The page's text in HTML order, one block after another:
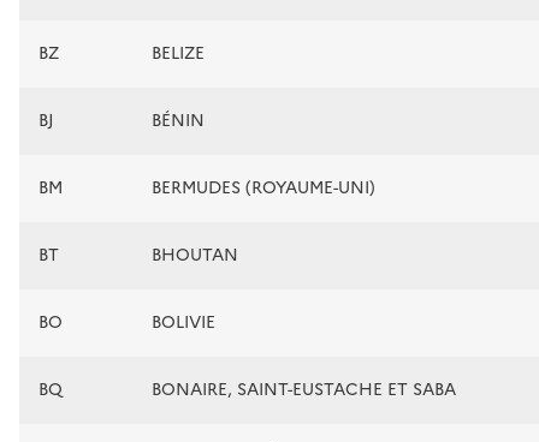
BZ BELIZE
BJ BÉNIN
BM BERMUDES (ROYAUME-UNI)
BT BHOUTAN
BO BOLIVIE
BQ BONAIRE, SAINT-EUSTACHE ET SABA